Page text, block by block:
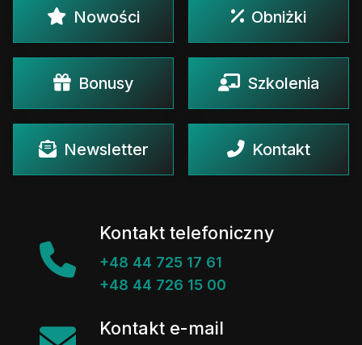
Nowości Obniżki
Bonusy Szkolenia
Newsletter Kontakt
Kontakt telefoniczny
+48 44 725 17 61
+48 44 726 15 00
Kontakt e-mail